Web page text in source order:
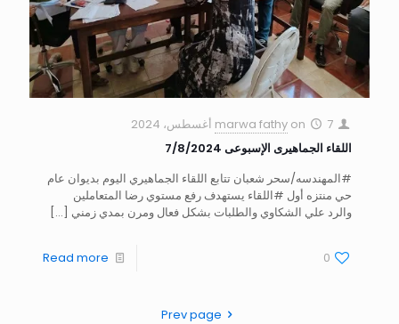
marwa fathy on
7 أغسطس، 2024
اللقاء الجماهيرى الإسبوعى 7/8/2024
#المهندسه/سحر شعبان تتابع اللقاء الجماهيري اليوم بديوان عام
حي منتزه أول #اللقاء يستهدف رفع مستوي رضا المتعاملين
والرد علي الشكاوي والطلبات بشكل فعال ومرن بمدي زمني […]
0
Read more
Prev page